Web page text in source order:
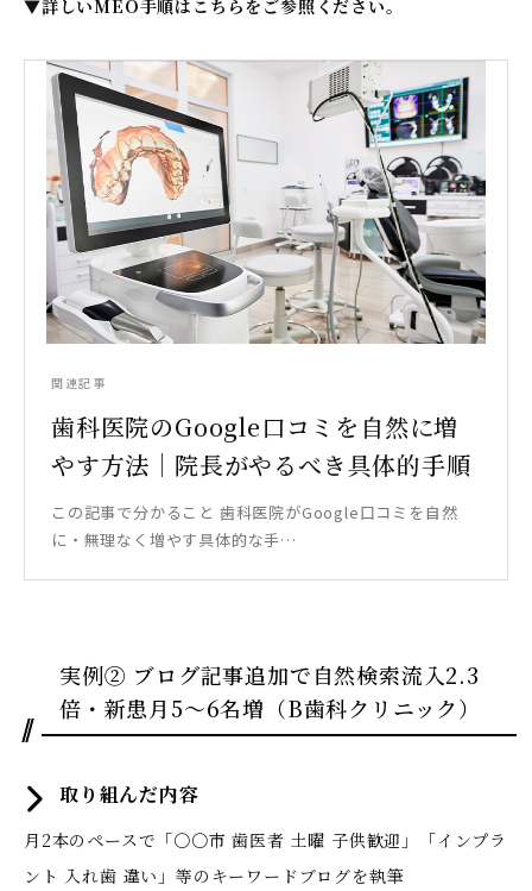
▼詳しいMEO手順はこちらをご参照ください。
関連記事
歯科医院のGoogle口コミを自然に増
やす方法｜院長がやるべき具体的手順
この記事で分かること 歯科医院がGoogle口コミを自然
に・無理なく増やす具体的な手…
実例② ブログ記事追加で自然検索流入2.3
倍・新患月5〜6名増（B歯科クリニック）
取り組んだ内容
月2本のペースで「〇〇市 歯医者 土曜 子供歓迎」「インプラ
ント 入れ歯 違い」等のキーワードブログを執筆